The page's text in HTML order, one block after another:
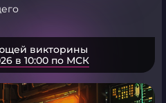
викторины
в 10:00 по МСК